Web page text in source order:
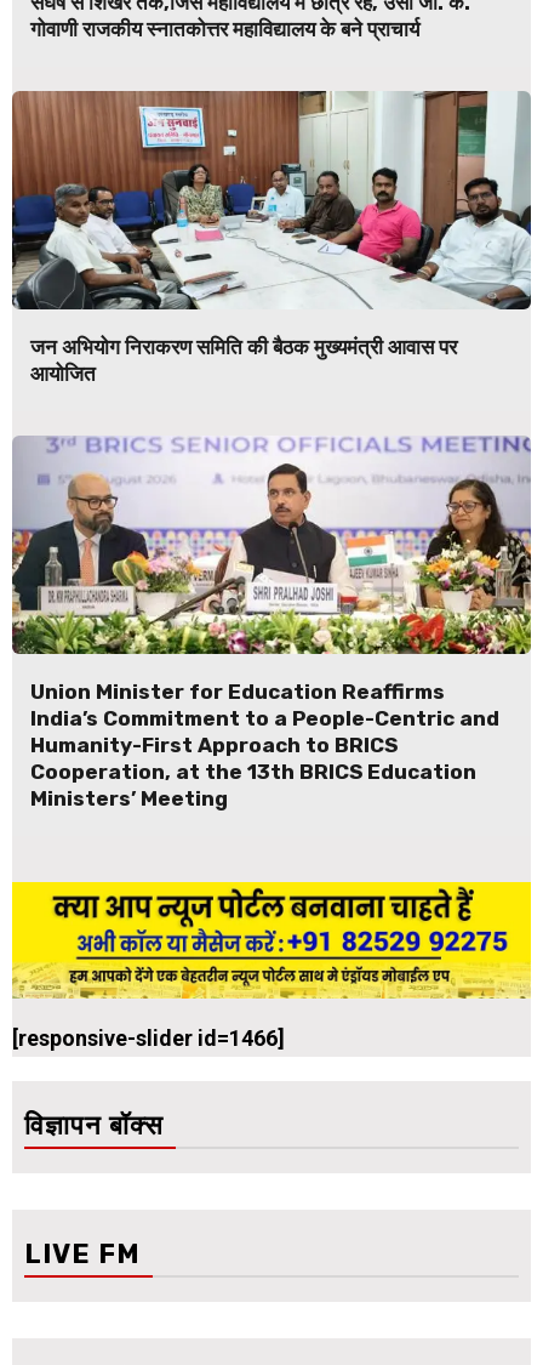
गोवाणी राजकीय स्नातकोत्तर महाविद्यालय के बने प्राचार्य
जन अभियोग निराकरण समिति की बैठक मुख्यमंत्री आवास पर
आयोजित
Union Minister for Education Reaffirms
India’s Commitment to a People-Centric and
Humanity-First Approach to BRICS
Cooperation, at the 13th BRICS Education
Ministers’ Meeting
[responsive-slider id=1466]
विज्ञापन बॉक्स
LIVE FM